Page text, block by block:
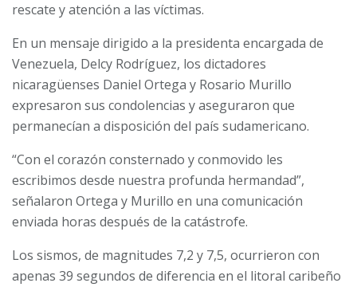
rescate y atención a las víctimas.
En un mensaje dirigido a la presidenta encargada de
Venezuela, Delcy Rodríguez, los dictadores
nicaragüenses Daniel Ortega y Rosario Murillo
expresaron sus condolencias y aseguraron que
permanecían a disposición del país sudamericano.
“Con el corazón consternado y conmovido les
escribimos desde nuestra profunda hermandad”,
señalaron Ortega y Murillo en una comunicación
enviada horas después de la catástrofe.
Los sismos, de magnitudes 7,2 y 7,5, ocurrieron con
apenas 39 segundos de diferencia en el litoral caribeño